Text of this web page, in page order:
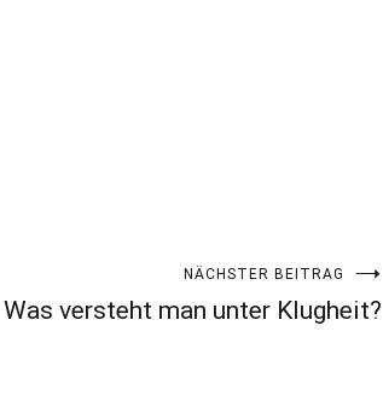
NÄCHSTER BEITRAG
Was versteht man unter Klugheit?